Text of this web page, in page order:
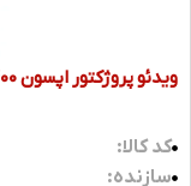
ویدئو پروژکتور اپسون EH-TW9400
کد کالا:
سازنده: